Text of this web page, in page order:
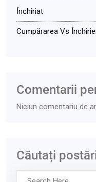
Închiriat
Cumpărarea Vs
Comentarii
Niciun comentariu de
Căutați